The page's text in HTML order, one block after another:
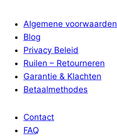
Algemene voorwaarden
Blog
Privacy Beleid
Ruilen – Retourneren
Garantie & Klachten
Betaalmethodes
Contact
FAQ